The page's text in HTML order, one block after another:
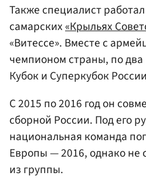
Также специалист
самарских«Крыльях
«Витессе». Вместе с
чемпионом страны, по
Кубок и Суперкубок
С 2015 по 2016 год он
сборной России. Под его
национальная команда
Европы — 2016, однако не
из группы.